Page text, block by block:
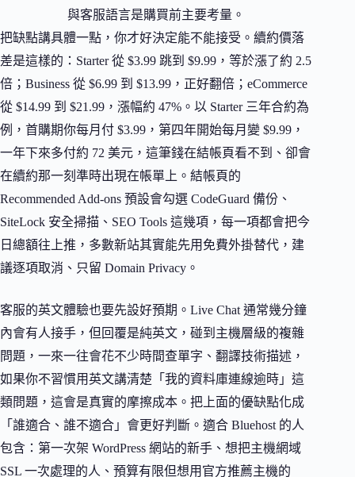
與客服語言是購買前主要考量。
把缺點講具體一點，你才好決定能不能接受。續約價落
差是這樣的：Starter 從 $3.99 跳到 $9.99，等於漲了約 2.5
倍；Business 從 $6.99 到 $13.99，正好翻倍；eCommerce
從 $14.99 到 $21.99，漲幅約 47%。以 Starter 三年合約為
例，首購期你每月付 $3.99，第四年開始每月變 $9.99，
一年下來多付約 72 美元，這筆錢在結帳頁看不到、卻會
在續約那一刻準時出現在帳單上。結帳頁的
Recommended Add-ons 預設會勾選 CodeGuard 備份、
SiteLock 安全掃描、SEO Tools 這幾項，每一項都會把今
日總額往上推，多數新站其實能先用免費外掛替代，建
議逐項取消、只留 Domain Privacy。
客服的英文體驗也要先設好預期。Live Chat 通常幾分鐘
內會有人接手，但回覆是純英文，碰到主機層級的複雜
問題，一來一往會花不少時間查單字、翻譯技術描述，
如果你不習慣用英文講清楚「我的資料庫連線逾時」這
類問題，這會是真實的摩擦成本。把上面的優缺點化成
「誰適合、誰不適合」會更好判斷。適合 Bluehost 的人
包含：第一次架 WordPress 網站的新手、想把主機網域
SSL 一次處理的人、預算有限但想用官方推薦主機的